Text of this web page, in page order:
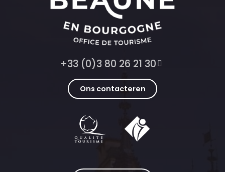
+33 (0)3 80 26 21 30
Ons contacteren